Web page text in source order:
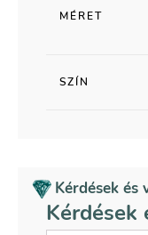
MÉRET
SZÍN
Kérdések és
Kérdések